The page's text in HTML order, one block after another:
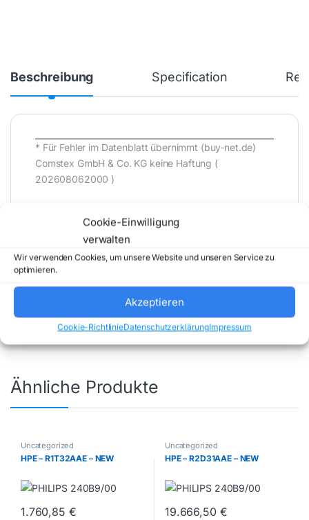
Cookie-Einwilligung
verwalten
Wir verwenden Cookies, um unsere Website und unseren Service zu
optimieren.
Akzeptieren
Cookie-RichtlinieDatenschutzerklärungImpressum
Beschreibung Specification
* Für Fehler im Datenblatt übernimmt (buy-net.de)
Comstex GmbH & Co. KG keine Haftung (
202608062000 )
Ähnliche Produkte
Uncategorized
HPE – R1T32AAE – NEW
1.760,85 €
Uncategorized
HPE – R2D31AAE – NEW
19.666,50 €